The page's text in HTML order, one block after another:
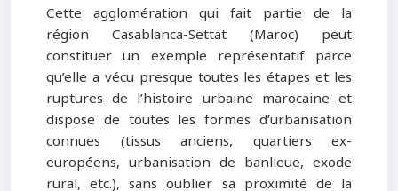
Cette agglomération qui fait partie de la
région Casablanca-Settat (Maroc) peut
constituer un exemple représentatif parce
qu’elle a vécu presque toutes les étapes et les
ruptures de l’histoire urbaine marocaine et
dispose de toutes les formes d’urbanisation
connues (tissus anciens, quartiers ex-
européens, urbanisation de banlieue, exode
rural, etc.), sans oublier sa proximité de la